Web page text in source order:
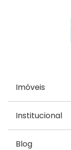
Imóveis
Institucional
Blog